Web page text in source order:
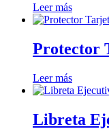
Leer más
Protector
Leer más
Libreta